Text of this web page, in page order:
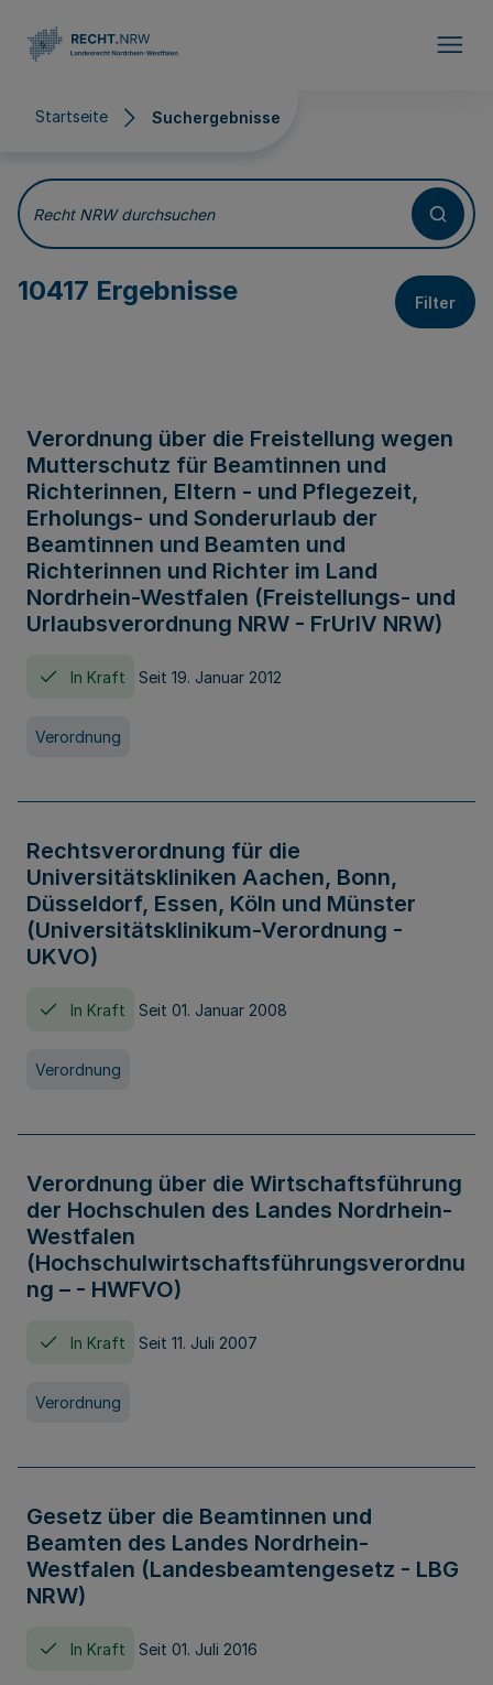
Startseite Suchergebnisse
Suchergebnisse
Recht NRW durchsuchen
10417 Ergebnisse Filter
Verordnung über die Freistellung wegen
Mutterschutz für Beamtinnen und
Richterinnen, Eltern - und Pflegezeit,
Erholungs- und Sonderurlaub der
Beamtinnen und Beamten und
Richterinnen und Richter im Land
Nordrhein-Westfalen (Freistellungs- und
Urlaubsverordnung NRW - FrUrlV NRW)
In Kraft Seit 19. Januar 2012
Verordnung
Rechtsverordnung für die
Universitätskliniken Aachen, Bonn,
Düsseldorf, Essen, Köln und Münster
(Universitätsklinikum-Verordnung -
UKVO)
In Kraft Seit 01. Januar 2008
Verordnung
Verordnung über die Wirtschaftsführung
der Hochschulen des Landes Nordrhein-
Westfalen
(Hochschulwirtschaftsführungsverordnu
ng – - HWFVO)
In Kraft Seit 11. Juli 2007
Verordnung
Gesetz über die Beamtinnen und
Beamten des Landes Nordrhein-
Westfalen (Landesbeamtengesetz - LBG
NRW)
In Kraft Seit 01. Juli 2016